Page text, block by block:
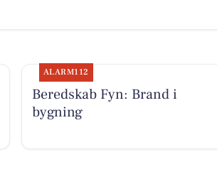
ALARM112
Beredskab Fyn: Brand i
bygning